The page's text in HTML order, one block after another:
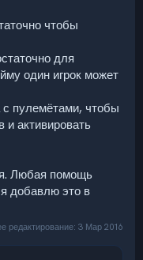
чтобы
для
один игрок может
с пулемётами, чтобы
и активировать
Любая помощь
добавлю это в
редактирование: 3 Мар 2016